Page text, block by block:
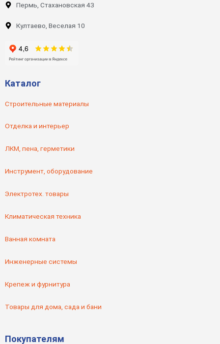
Пермь, Стахановская 43
Култаево, Веселая 10
Каталог
Строительные материалы
Отделка и интерьер
ЛКМ, пена, герметики
Инструмент, оборудование
Электротех. товары
Климатическая техника
Ванная комната
Инженерные системы
Крепеж и фурнитура
Товары для дома, сада и бани
Покупателям